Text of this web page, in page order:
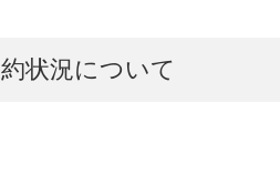
状況について